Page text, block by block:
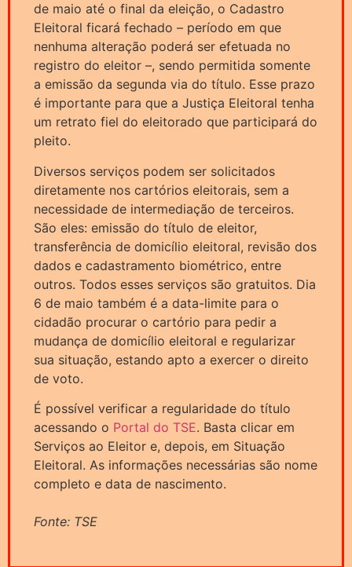
de maio até o final da eleição, o Cadastro
Eleitoral ficará fechado – período em que
nenhuma alteração poderá ser efetuada no
registro do eleitor –, sendo permitida somente
a emissão da segunda via do título. Esse prazo
é importante para que a Justiça Eleitoral tenha
um retrato fiel do eleitorado que participará do
pleito.
Diversos serviços podem ser solicitados
diretamente nos cartórios eleitorais, sem a
necessidade de intermediação de terceiros.
São eles: emissão do título de eleitor,
transferência de domicílio eleitoral, revisão dos
dados e cadastramento biométrico, entre
outros. Todos esses serviços são gratuitos. Dia
6 de maio também é a data-limite para o
cidadão procurar o cartório para pedir a
mudança de domicílio eleitoral e regularizar
sua situação, estando apto a exercer o direito
de voto.
É possível verificar a regularidade do título
acessando o Portal do TSE. Basta clicar em
Serviços ao Eleitor e, depois, em Situação
Eleitoral. As informações necessárias são nome
completo e data de nascimento.
Fonte: TSE